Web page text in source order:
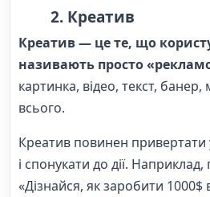
2. Креатив
Креатив — це те, що
називають просто
картинка, відео, текст,
всього.
Креатив повинен привертати
і спонукати до дії.
«Дізнайся, як заробити 1000$